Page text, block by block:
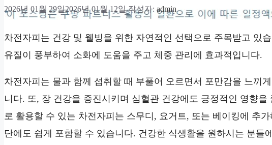
2026년 01월 29일2026년 01월 12일 작성자: admin
*
차전자피는 건강 및 웰빙을 위한 자연적인 선택으로 주목받고 있
유질이 풍부하여 소화에 도움을 주고 체중 관리에 효과적입니다.
차전자피는 물과 함께 섭취할 때 부풀어 오르면서 포만감을 느끼
니다. 또, 장 건강을 증진시키며 심혈관 건강에도 긍정적인 영향
로 활용할 수 있는 차전자피는 스무디, 요거트, 또는 베이킹에 추
단에도 쉽게 포함할 수 있습니다. 건강한 식생활을 원하시는 분들